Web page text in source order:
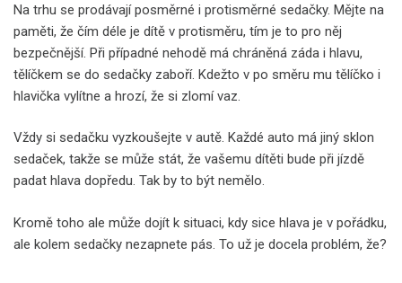
Na trhu se prodávají posměrné i protisměrné sedačky. Mějte na
paměti, že čím déle je dítě v protisměru, tím je to pro něj
bezpečnější. Při případné nehodě má chráněná záda i hlavu,
tělíčkem se do sedačky zaboří. Kdežto v po směru mu tělíčko i
hlavička vylítne a hrozí, že si zlomí vaz.
Vždy si sedačku vyzkoušejte v autě. Každé auto má jiný sklon
sedaček, takže se může stát, že vašemu dítěti bude při jízdě
padat hlava dopředu. Tak by to být nemělo.
Kromě toho ale může dojít k situaci, kdy sice hlava je v pořádku,
ale kolem sedačky nezapnete pás. To už je docela problém, že?